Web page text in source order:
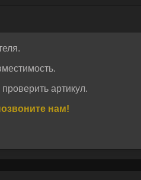
артикул.
нам!